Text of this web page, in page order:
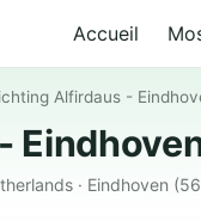
Accueil
Alfirdaus -
· Eindhoven